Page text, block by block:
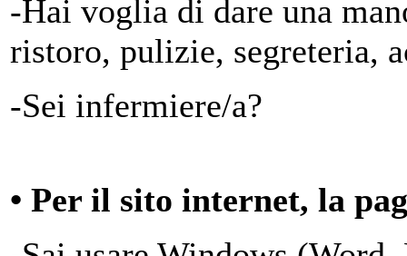
-Hai voglia di dare una
ristoro, pulizie, segreteria,
-Sei infermiere/a?
• Per il sito internet, la